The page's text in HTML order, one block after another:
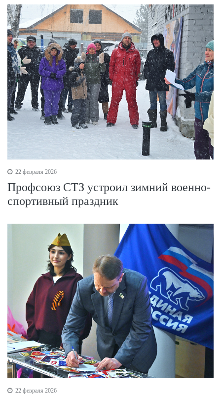
22 февраля 2026
Профсоюз СТЗ устроил зимний военно-
спортивный праздник
22 февраля 2026